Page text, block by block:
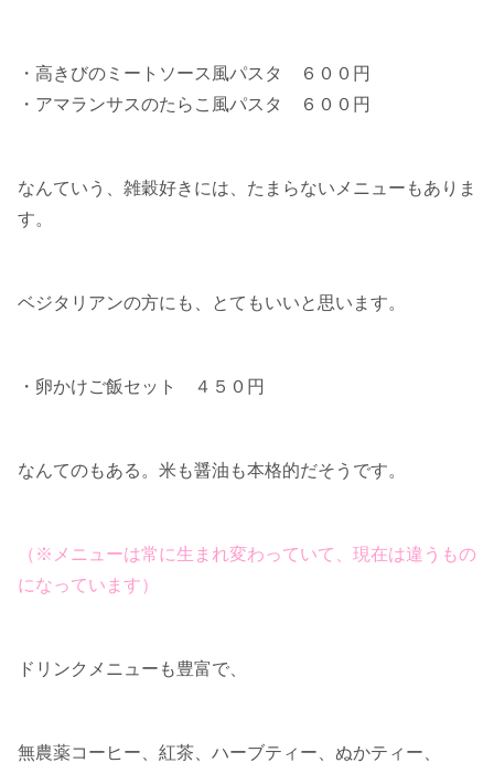
・高きびのミートソース風パスタ ６００円
・アマランサスのたらこ風パスタ ６００円
なんていう、雑穀好きには、たまらないメニューもありま
す。
ベジタリアンの方にも、とてもいいと思います。
・卵かけご飯セット ４５０円
なんてのもある。米も醤油も本格的だそうです。
（※メニューは常に生まれ変わっていて、現在は違うもの
になっています）
ドリンクメニューも豊富で、
無農薬コーヒー、紅茶、ハーブティー、ぬかティー、